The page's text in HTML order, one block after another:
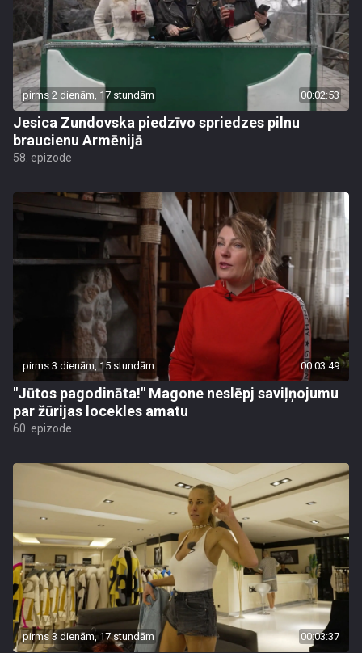
pirms 2 dienām, 17 stundām 00:02:53
Jesica Zundovska piedzīvo spriedzes pilnu
braucienu Armēnijā
58. epizode
pirms 3 dienām, 15 stundām 00:03:49
"Jūtos pagodināta!" Magone neslēpj saviļņojumu
par žūrijas locekles amatu
60. epizode
pirms 3 dienām, 17 stundām 00:03:37